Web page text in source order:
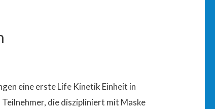
eine erste Life Kinetik Einheit in
die diszipliniert mit Maske